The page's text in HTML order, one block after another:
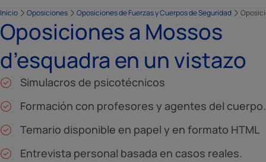
Inicio Oposiciones Oposiciones de Fuerzas y Cuerpos de Seguridad
Oposiciones a Mossos
d’esquadra en un vistazo
Simulacros de psicotécnicos
Formación con profesores y agentes del cuerpo.
Temario disponible en papel y en formato HTML
Entrevista personal basada en casos reales.